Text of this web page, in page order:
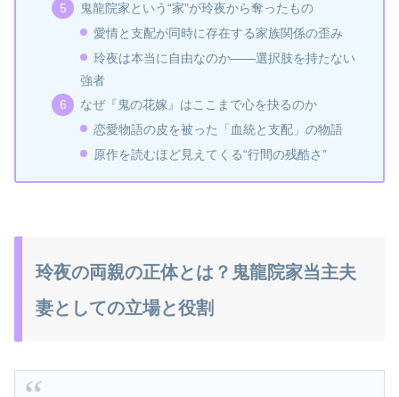
鬼龍院家という“家”が玲夜から奪ったもの
愛情と支配が同時に存在する家族関係の歪み
玲夜は本当に自由なのか――選択肢を持たない
強者
なぜ『鬼の花嫁』はここまで心を抉るのか
恋愛物語の皮を被った「血統と支配」の物語
原作を読むほど見えてくる“行間の残酷さ”
玲夜の両親の正体とは？鬼龍院家当主夫
妻としての立場と役割